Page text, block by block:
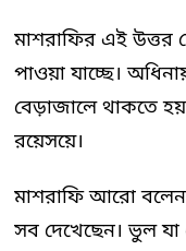
মাশরাফির এই উত্তর
পাওয়া যাচ্ছে।
বেড়াজালে থাকতে
রয়েসয়ে।
মাশরাফি আরো বলেন,
সব দেখেছেন। ভুল যা